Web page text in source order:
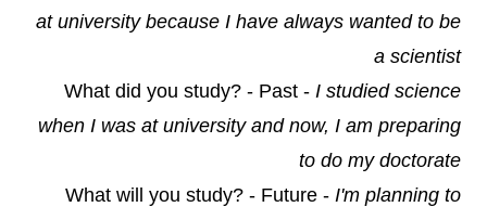
at university because I have always wanted to be
a scientist
What did you study? - Past - I studied science
when I was at university and now, I am preparing
to do my doctorate
What will you study? - Future - I'm planning to